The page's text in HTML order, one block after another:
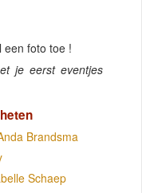
een foto toe !
je eerst eventjes
Brandsma
Schaep